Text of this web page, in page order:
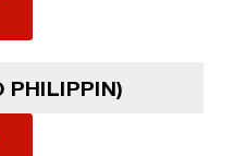
PHILIPPIN)